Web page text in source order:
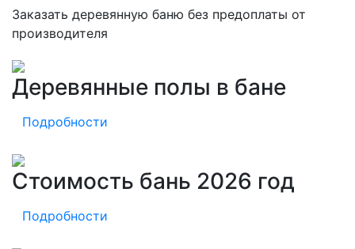
Заказать деревянную баню без предоплаты от
производителя
Деревянные полы в бане
Подробности
Стоимость бань 2026 год
Подробности